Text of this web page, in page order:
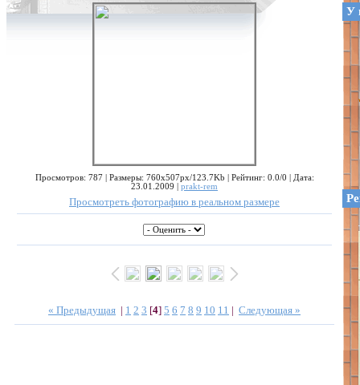
Просмотров: 787 | Размеры: 760x507px/123.7Kb | Рейтинг: 0.0/0 | Дата:
23.01.2009 | prakt-rem
Просмотреть фотографию в реальном размере
« Предыдущая | 1 2 3 [4] 5 6 7 8 9 10 11 | Следующая »
У